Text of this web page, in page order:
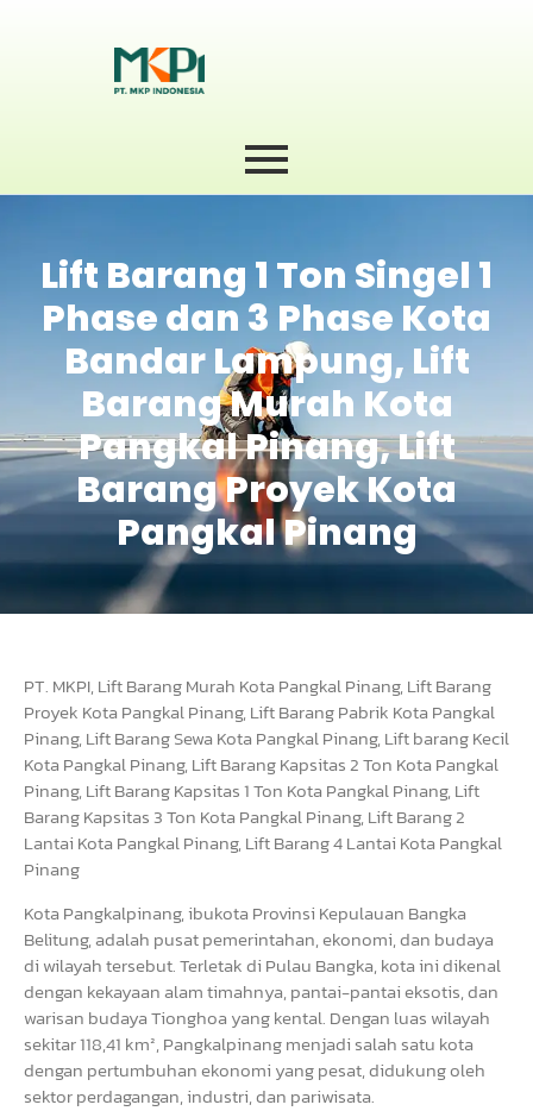
Lift Barang 1 Ton Singel 1
Phase dan 3 Phase Kota
Bandar Lampung, Lift
Barang Murah Kota
Pangkal Pinang, Lift
Barang Proyek Kota
Pangkal Pinang
PT. MKPI, Lift Barang Murah Kota Pangkal Pinang, Lift Barang
Proyek Kota Pangkal Pinang, Lift Barang Pabrik Kota Pangkal
Pinang, Lift Barang Sewa Kota Pangkal Pinang, Lift barang Kecil
Kota Pangkal Pinang, Lift Barang Kapsitas 2 Ton Kota Pangkal
Pinang, Lift Barang Kapsitas 1 Ton Kota Pangkal Pinang, Lift
Barang Kapsitas 3 Ton Kota Pangkal Pinang, Lift Barang 2
Lantai Kota Pangkal Pinang, Lift Barang 4 Lantai Kota Pangkal
Pinang
Kota Pangkalpinang, ibukota Provinsi Kepulauan Bangka
Belitung, adalah pusat pemerintahan, ekonomi, dan budaya
di wilayah tersebut. Terletak di Pulau Bangka, kota ini dikenal
dengan kekayaan alam timahnya, pantai-pantai eksotis, dan
warisan budaya Tionghoa yang kental. Dengan luas wilayah
sekitar 118,41 km², Pangkalpinang menjadi salah satu kota
dengan pertumbuhan ekonomi yang pesat, didukung oleh
sektor perdagangan, industri, dan pariwisata.